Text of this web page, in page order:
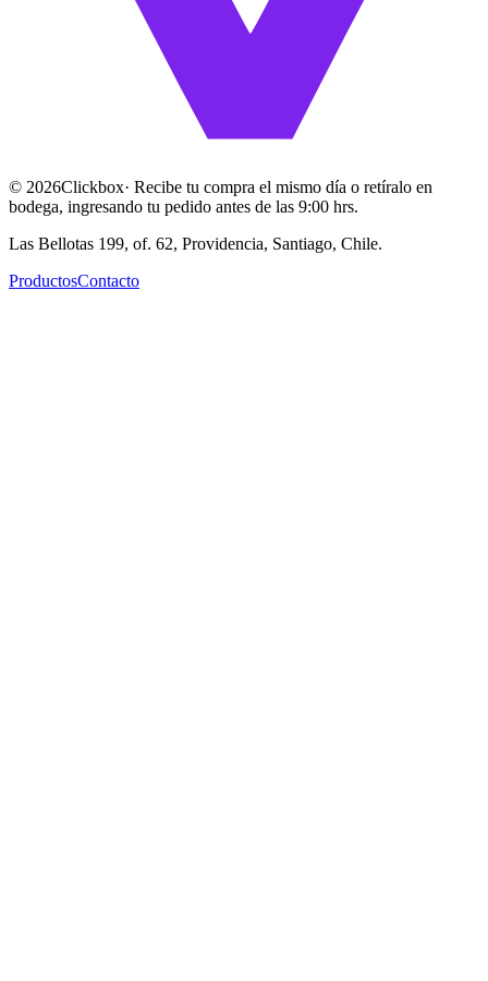
© 2026Clickbox· Recibe tu compra el mismo día o retíralo en
bodega, ingresando tu pedido antes de las 9:00 hrs.
Las Bellotas 199, of. 62, Providencia, Santiago, Chile.
ProductosContacto